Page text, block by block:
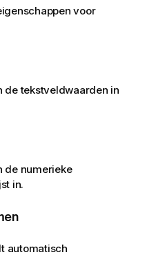
voor
de tekstveldwaarden in
de numerieke
in.
automatisch